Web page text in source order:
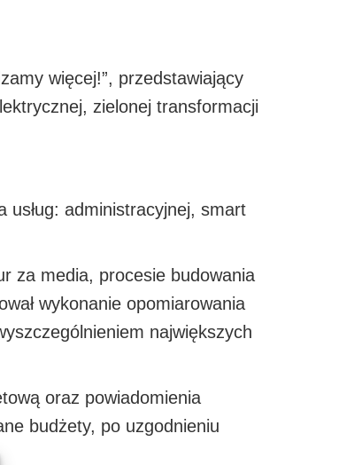
więcej!”, przedstawiający
zielonej transformacji
usług: administracyjnej, smart
za media, procesie budowania
wykonanie opomiarowania
największych
oraz powiadomienia
budżety, po uzgodnieniu